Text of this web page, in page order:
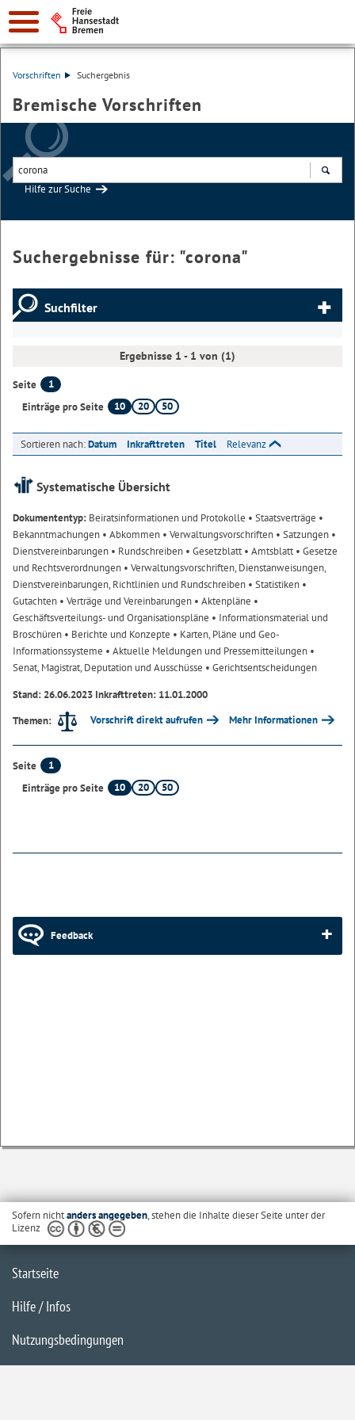
Vorschriften Suchergebnis
Bremische Vorschriften
Hilfe zur Suche
Suchergebnisse für: "corona"
Suchfilter
Ergebnisse 1 - 1 von (1)
Seite
1
Einträge pro Seite
10 20 50
Sortieren nach:Datum Inkrafttreten Titel Relevanz
Systematische Übersicht
Dokumententyp: Beiratsinformationen und Protokolle • Staatsverträge •
Bekanntmachungen • Abkommen • Verwaltungsvorschriften • Satzungen •
Dienstvereinbarungen • Rundschreiben • Gesetzblatt• Amtsblatt• Gesetze
und Rechtsverordnungen • Verwaltungsvorschriften, Dienstanweisungen,
Dienstvereinbarungen, Richtlinien und Rundschreiben • Statistiken •
Gutachten • Verträge und Vereinbarungen • Aktenpläne •
Geschäftsverteilungs- und Organisationspläne • Informationsmaterial und
Broschüren • Berichte und Konzepte • Karten, Pläne und Geo-
Informationssysteme • Aktuelle Meldungen und Pressemitteilungen •
Senat, Magistrat, Deputation und Ausschüsse • Gerichtsentscheidungen
Stand: 26.06.2023 Inkrafttreten: 11.01.2000
Themen:
Vorschrift direkt aufrufen Mehr Informationen
Seite
1
Einträge pro Seite
10 20 50
Feedback
Sofern nichtanders angegeben, stehen die Inhalte dieser Seite unter der
Lizenz
Startseite
Hilfe / Infos
Nutzungsbedingungen